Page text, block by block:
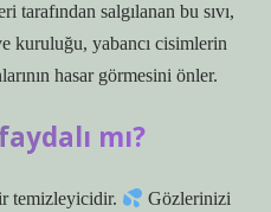
tarafından salgılanan bu sıvı,
kuruluğu, yabancı cisimlerin
hasar görmesini önler.
mı?
temizleyicidir.
Gözlerinizi